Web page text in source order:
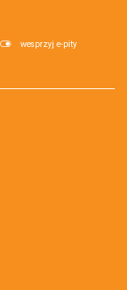
wesprzyj e-pity